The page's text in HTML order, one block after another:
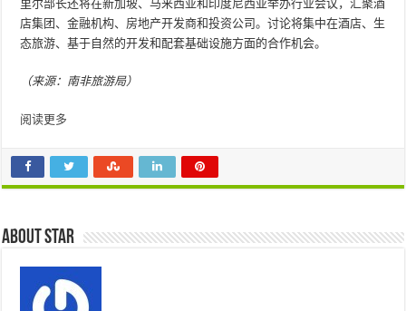
里尔部长还将在新加坡、马来西亚和印度尼西亚举办行业会议，汇聚酒
店集团、金融机构、房地产开发商和投资公司。讨论将集中在酒店、生
态旅游、基于自然的开发和配套基础设施方面的合作机会。
（来源：南非旅游局）
阅读更多
About star